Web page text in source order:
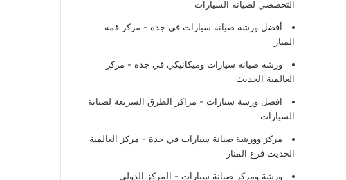
التخصصي لصيانة السيارات
أفضل ورشة صيانة سيارات في جدة - مركز قمة
المنار
ورشة صيانة سيارات وميكانيكي في جدة - مركز
العالمية الحديث
افضل ورشة سيارات - مراكز الطرق السريعة لصيانة
السيارات
مركز وورشة صيانة سيارات في جدة - مركز العالمية
الحديث فرع المنار
ورشة ومركز صيانة سيارات - المركز الدولي